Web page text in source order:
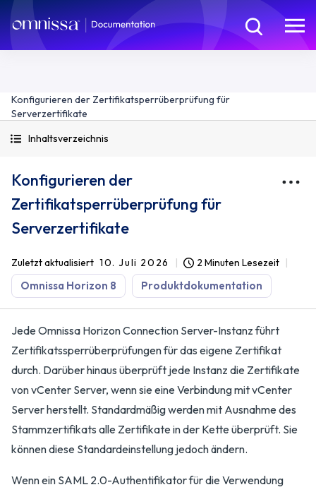
Konfigurieren der Zertifikatsperrüberprüfung für
Serverzertifikate
Inhaltsverzeichnis
Konfigurieren der
Zertifikatsperrüberprüfung für
Serverzertifikate
Zuletzt aktualisiert 10. Juli 2026 2 Minuten Lesezeit
Omnissa Horizon 8 Produktdokumentation
Jede Omnissa Horizon Connection Server-Instanz führt
Zertifikatssperrüberprüfungen für das eigene Zertifikat
durch. Darüber hinaus überprüft jede Instanz die Zertifikate
von vCenter Server, wenn sie eine Verbindung mit vCenter
Server herstellt. Standardmäßig werden mit Ausnahme des
Stammzertifikats alle Zertifikate in der Kette überprüft. Sie
können diese Standardeinstellung jedoch ändern.
Wenn ein SAML 2.0-Authentifikator für die Verwendung